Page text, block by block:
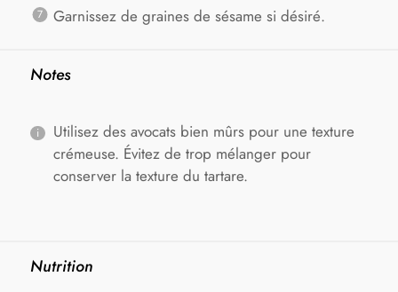
Garnissez de graines de sésame si désiré.
Notes
Utilisez des avocats bien mûrs pour une texture
crémeuse. Évitez de trop mélanger pour
conserver la texture du tartare.
Nutrition